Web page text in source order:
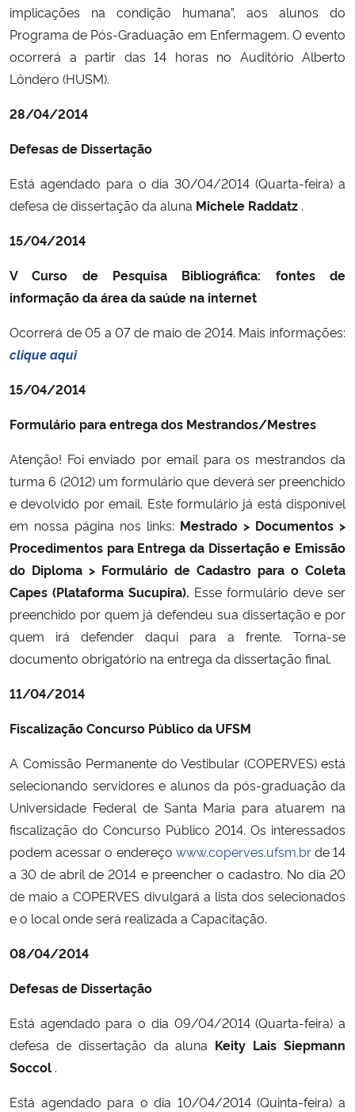
implicações na condição humana”, aos alunos do
Programa de Pós-Graduação em Enfermagem. O evento
ocorrerá a partir das 14 horas no Auditório Alberto
Lôndero (HUSM).
28/04/2014
Defesas de Dissertação
Está agendado para o dia 30/04/2014 (Quarta-feira) a
defesa de dissertação da aluna Michele Raddatz .
15/04/2014
V Curso de Pesquisa Bibliográfica: fontes de
informação da área da saúde na internet
Ocorrerá de 05 a 07 de maio de 2014. Mais informações:
clique aqui
15/04/2014
Formulário para entrega dos Mestrandos/Mestres
Atenção! Foi enviado por email para os mestrandos da
turma 6 (2012) um formulário que deverá ser preenchido
e devolvido por email. Este formulário já está disponível
em nossa página nos links: Mestrado > Documentos >
Procedimentos para Entrega da Dissertação e Emissão
do Diploma > Formulário de Cadastro para o Coleta
Capes (Plataforma Sucupira). Esse formulário deve ser
preenchido por quem já defendeu sua dissertação e por
quem irá defender daqui para a frente. Torna-se
documento obrigatório na entrega da dissertação final.
11/04/2014
Fiscalização Concurso Público da UFSM
A Comissão Permanente do Vestibular (COPERVES) está
selecionando servidores e alunos da pós-graduação da
Universidade Federal de Santa Maria para atuarem na
fiscalização do Concurso Público 2014. Os interessados
podem acessar o endereço www.coperves.ufsm.brde 14
a 30 de abril de 2014 e preencher o cadastro. No dia 20
de maio a COPERVES divulgará a lista dos selecionados
e o local onde será realizada a Capacitação.
08/04/2014
Defesas de Dissertação
Está agendado para o dia 09/04/2014 (Quarta-feira) a
defesa de dissertação da aluna Keity Lais Siepmann
Soccol .
Está agendado para o dia 10/04/2014 (Quinta-feira) a